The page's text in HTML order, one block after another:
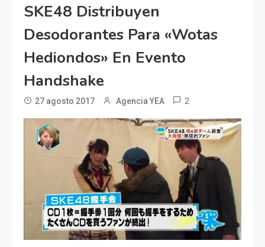
SKE48 Distribuyen
Desodorantes Para «wotas
Hediondos» En Evento
Handshake
27 agosto 2017 Agencia YEA 2